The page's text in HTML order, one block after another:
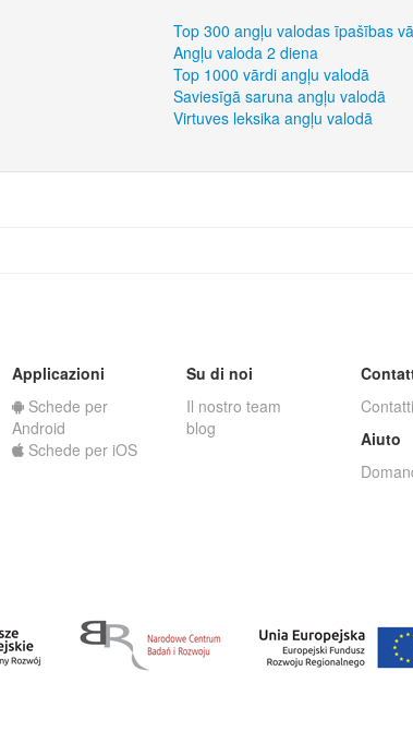
Top 300 angļu valodas īpašības
Angļu valoda 2 diena
Top 1000 vārdi angļu valodā
Saviesīgā saruna angļu valodā
Virtuves leksika angļu valodā
Applicazioni
Schede per
Android
Schede per iOS
Su di noi
Il nostro team
blog
Contatti
Aiuto